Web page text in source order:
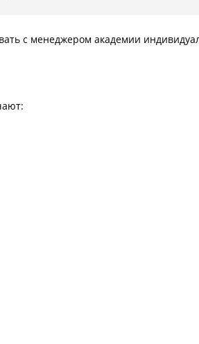
с менеджером академии